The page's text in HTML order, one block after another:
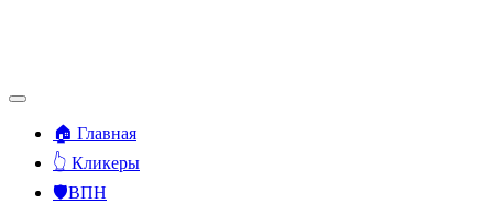
🏠 Главная
👆 Кликеры
🛡️ВПН